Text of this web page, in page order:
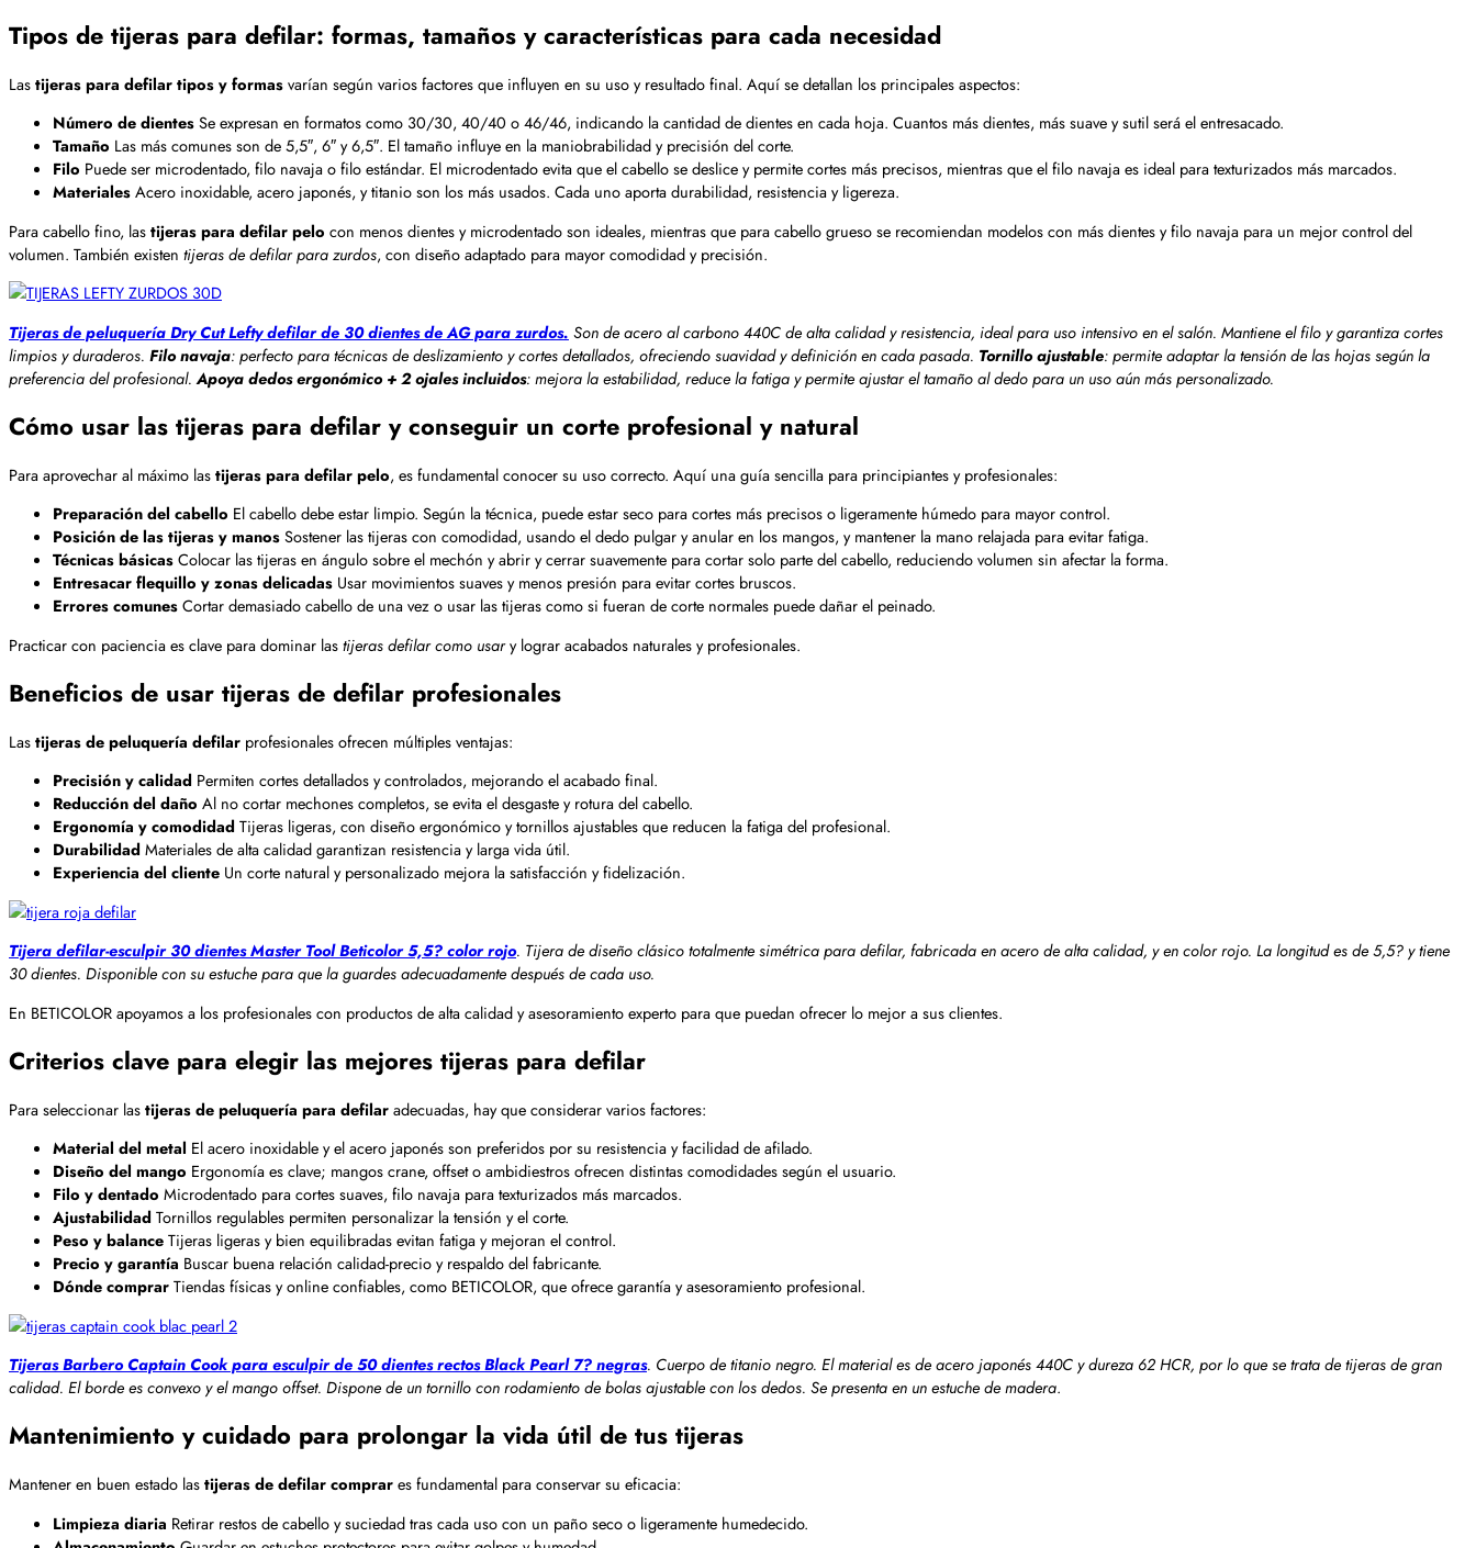
Tipos de tijeras para defilar: formas, tamaños y características para cada necesidad
Lastijeras para defilar tipos y formasvarían según varios factores que influyen en su uso y resultado final. Aquí se detallan los principales aspectos:
Número de dientesSe expresan en formatos como 30/30, 40/40 o 46/46, indicando la cantidad de dientes en cada hoja. Cuantos más dientes, más suave y sutil será el entresacado.
Tamaño Las más comunes son de 5,5″, 6″ y 6,5″. El tamaño influye en la maniobrabilidad y precisión del corte.
Filo Puede ser microdentado, filo navaja o filo estándar. El microdentado evita que el cabello se deslice y permite cortes más precisos, mientras que el filo navaja es ideal para texturizados más marcados.
MaterialesAcero inoxidable, acero japonés, y titanio son los más usados. Cada uno aporta durabilidad, resistencia y ligereza.
Para cabello fino, lastijeras para defilar pelo con menos dientes y microdentado son ideales, mientras que para cabello grueso se recomiendan modelos con más dientes y filo navaja para un mejor control del
volumen. También existen tijeras de defilar para zurdos, con diseño adaptado para mayor comodidad y precisión.
Tijeras de peluquería Dry Cut Lefty defilar de 30 dientes de AG para zurdos. Son de acero al carbono 440C de alta calidad y resistencia, ideal para uso intensivo en el salón. Mantiene el filo y garantiza cortes
limpios y duraderos. Filo navaja: perfecto para técnicas de deslizamiento y cortes detallados, ofreciendo suavidad y definición en cada pasada. Tornillo ajustable: permite adaptar la tensión de las hojas según la
preferencia del profesional.Apoya dedos ergonómico + 2 ojales incluidos: mejora la estabilidad, reduce la fatiga y permite ajustar el tamaño al dedo para un uso aún más personalizado.
Cómo usar las tijeras para defilar y conseguir un corte profesional y natural
Para aprovechar al máximo lastijeras para defilar pelo, es fundamental conocer su uso correcto. Aquí una guía sencilla para principiantes y profesionales:
Preparación del cabello El cabello debe estar limpio. Según la técnica, puede estar seco para cortes más precisos o ligeramente húmedo para mayor control.
Posición de las tijeras y manosSostener las tijeras con comodidad, usando el dedo pulgar y anular en los mangos, y mantener la mano relajada para evitar fatiga.
Técnicas básicasColocar las tijeras en ángulo sobre el mechón y abrir y cerrar suavemente para cortar solo parte del cabello, reduciendo volumen sin afectar la forma.
Entresacar flequillo y zonas delicadas Usar movimientos suaves y menos presión para evitar cortes bruscos.
Errores comunesCortar demasiado cabello de una vez o usar las tijeras como si fueran de corte normales puede dañar el peinado.
Practicar con paciencia es clave para dominar lastijeras defilar como usary lograr acabados naturales y profesionales.
Beneficios de usar tijeras de defilar profesionales
Lastijeras de peluquería defilar profesionales ofrecen múltiples ventajas:
Precisión y calidad Permiten cortes detallados y controlados, mejorando el acabado final.
Reducción del daño Al no cortar mechones completos, se evita el desgaste y rotura del cabello.
Ergonomía y comodidadTijeras ligeras, con diseño ergonómico y tornillos ajustables que reducen la fatiga del profesional.
DurabilidadMateriales de alta calidad garantizan resistencia y larga vida útil.
Experiencia del cliente Un corte natural y personalizado mejora la satisfacción y fidelización.
Tijera defilar-esculpir 30 dientes Master Tool Beticolor 5,5? color rojo. Tijera de diseño clásico totalmente simétrica para defilar, fabricada en acero de alta calidad, y en color rojo. La longitud es de 5,5? y tiene
30 dientes. Disponible con su estuche para que la guardes adecuadamente después de cada uso.
En BETICOLOR apoyamos a los profesionales con productos de alta calidad y asesoramiento experto para que puedan ofrecer lo mejor a sus clientes.
Criterios clave para elegir las mejores tijeras para defilar
Para seleccionar lastijeras de peluquería para defilaradecuadas, hay que considerar varios factores:
Material del metal El acero inoxidable y el acero japonés son preferidos por su resistencia y facilidad de afilado.
Diseño del mango Ergonomía es clave; mangos crane, offset o ambidiestros ofrecen distintas comodidades según el usuario.
Filo y dentado Microdentado para cortes suaves, filo navaja para texturizados más marcados.
AjustabilidadTornillos regulables permiten personalizar la tensión y el corte.
Peso y balanceTijeras ligeras y bien equilibradas evitan fatiga y mejoran el control.
Precio y garantía Buscar buena relación calidad-precio y respaldo del fabricante.
Dónde comprarTiendas físicas y online confiables, como BETICOLOR, que ofrece garantía y asesoramiento profesional.
Tijeras Barbero Captain Cook para esculpir de 50 dientes rectos Black Pearl 7? negras. Cuerpo de titanio negro. El material es de acero japonés 440C y dureza 62 HCR, por lo que se trata de tijeras de gran
calidad. El borde es convexo y el mango offset. Dispone de un tornillo con rodamiento de bolas ajustable con los dedos. Se presenta en un estuche de madera.
Mantenimiento y cuidado para prolongar la vida útil de tus tijeras
Mantener en buen estado lastijeras de defilar comprares fundamental para conservar su eficacia:
Limpieza diaria Retirar restos de cabello y suciedad tras cada uso con un paño seco o ligeramente humedecido.